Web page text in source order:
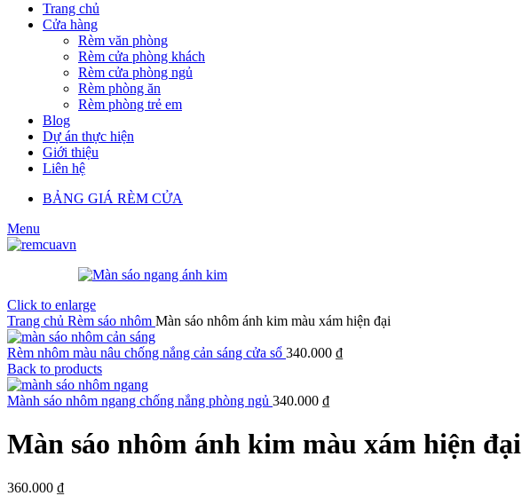
Trang chủ
Cửa hàng
Rèm văn phòng
Rèm cửa phòng khách
Rèm cửa phòng ngủ
Rèm phòng ăn
Rèm phòng trẻ em
Blog
Dự án thực hiện
Giới thiệu
Liên hệ
BẢNG GIÁ RÈM CỬA
Menu
Click to enlarge
Trang chủ Rèm sáo nhôm Màn sáo nhôm ánh kim màu xám hiện đại
Rèm nhôm màu nâu chống nắng cản sáng cửa sổ 340.000 ₫
Back to products
Mành sáo nhôm ngang chống nắng phòng ngủ 340.000 ₫
Màn sáo nhôm ánh kim màu xám hiện đại
360.000 ₫